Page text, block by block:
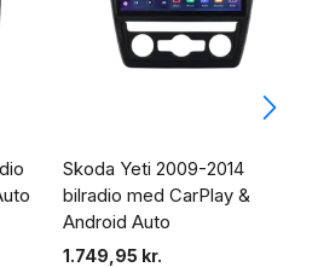
Skoda Yeti 2009-2014
bilradio med CarPlay &
Android Auto
1.749,95 kr.